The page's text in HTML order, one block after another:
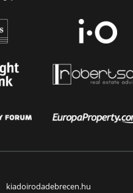
kiadoirodadebrecen.hu